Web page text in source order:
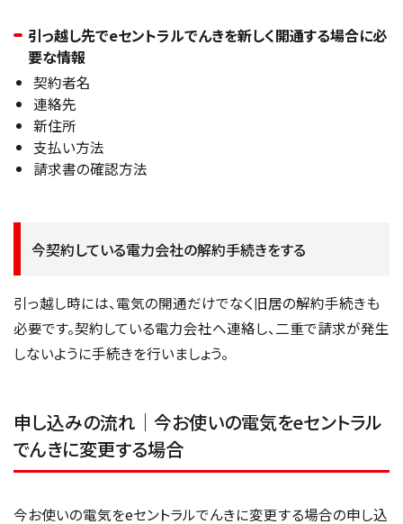
引っ越し先でeセントラルでんきを新しく開通する場合に必
要な情報
契約者名
連絡先
新住所
支払い方法
請求書の確認方法
今契約している電力会社の解約手続きをする
引っ越し時には、電気の開通だけでなく旧居の解約手続きも
必要です。契約している電力会社へ連絡し、二重で請求が発生
しないように手続きを行いましょう。
申し込みの流れ｜今お使いの電気をeセントラル
でんきに変更する場合
今お使いの電気をeセントラルでんきに変更する場合の申し込